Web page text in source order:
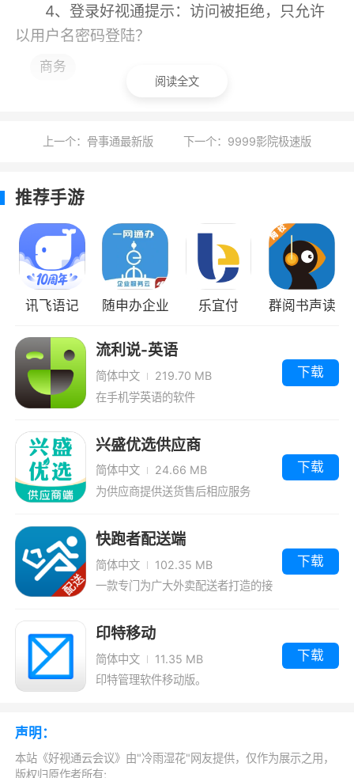
4、登录好视通提示：访问被拒绝，只允许
以用户名密码登陆？
出现此问题是由于您的会议室设置的登录类
5、使用视频会议系统时登录提示没有会议
首先，使用系统管理员的账号登录后台管
理，进入到个人中心---云会议---会议授权然后
找到相应的会议室或者用户名，把用户名授权到
会议室里，一般情况下授予出席权限，其次，如
果授权之后登陆还是提示没有会议室可以选择，
则在后台查看用户名是否授权到对应会议室，勾
选正确的会议室即可，如果您没有系统管理员的
账号，可以联系您公司的IT管理人员进行处理。
解决？
首先、检查确认本地网络情况（wifi、有
线）确认是否所有参会人登录都缓慢，如果是
wifi建议尝试接有线网络，其次，如果是有限测
试网络带宽速率，检查网络是否稳定，查看是否
有线网络是否许多人共用，网络是否有行为控制
管理或防火墙策略，限制流媒体或者网络端口
等。
软件功能
多级会议管理权限、会议录制、会议点名、
会场字幕、会议巡场等让网络视频会议如同现场
商务
阅读全文
上一个：骨事通最新版 下一个：9999影院极速版
推荐手游
讯飞语记
随申办企业
乐宜付
群阅书声读
流利说-英语
简体中文
219.70 MB
在手机学英语的软件
下载
兴盛优选供应商
简体中文
24.66 MB
为供应商提供送货售后相应服务
下载
快跑者配送端
简体中文
102.35 MB
一款专门为广大外卖配送者打造的接
下载
印特移动
简体中文
11.35 MB
印特管理软件移动版。
下载
声明：
本站《好视通云会议》由"冷雨湿花"网友提供，仅作为展示之用，
版权归原作者所有;